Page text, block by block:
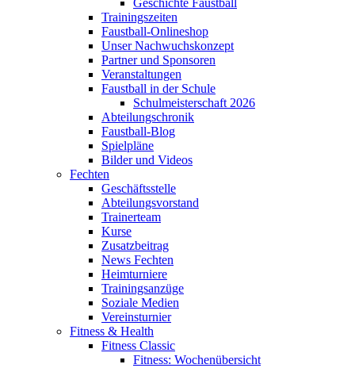
Geschichte Faustball
Trainingszeiten
Faustball-Onlineshop
Unser Nachwuchskonzept
Partner und Sponsoren
Veranstaltungen
Faustball in der Schule
Schulmeisterschaft 2026
Abteilungschronik
Faustball-Blog
Spielpläne
Bilder und Videos
Fechten
Geschäftsstelle
Abteilungsvorstand
Trainerteam
Kurse
Zusatzbeitrag
News Fechten
Heimturniere
Trainingsanzüge
Soziale Medien
Vereinsturnier
Fitness & Health
Fitness Classic
Fitness: Wochenübersicht